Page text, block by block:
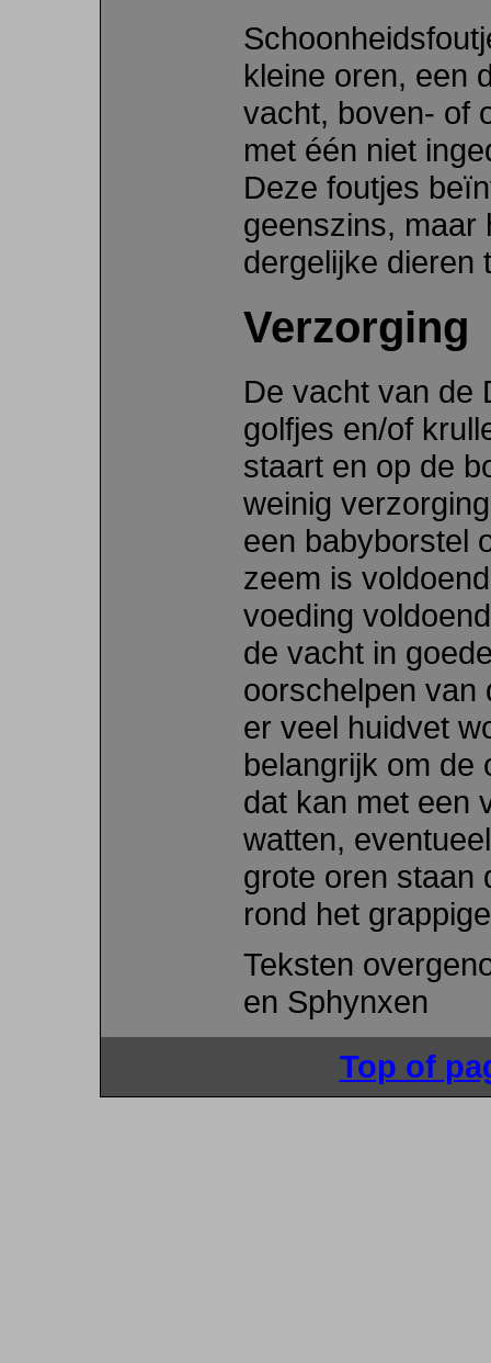
kleine oren, een
vacht, boven- of
met één niet
Deze foutjes
geenszins, maar
dergelijke dieren
Verzorging
De vacht van de
golfjes en/of
staart en op de
weinig
een babyborstel
zeem is
voeding
de vacht in
oorschelpen van
er veel huidvet
belangrijk om de
dat kan met een
watten,
grote oren staan
rond het
Teksten
en Sphynxen
Top of